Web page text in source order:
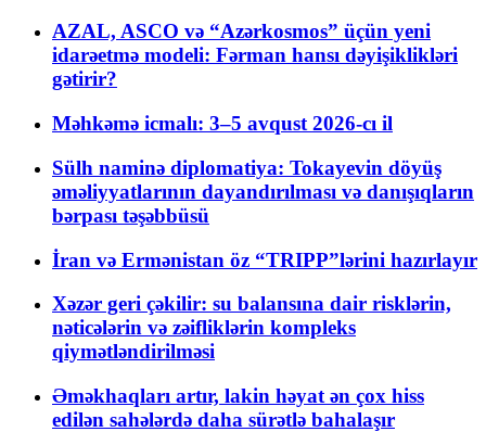
AZAL, ASCO və “Azərkosmos” üçün yeni
idarəetmə modeli: Fərman hansı dəyişiklikləri
gətirir?
Məhkəmə icmalı: 3–5 avqust 2026-cı il
Sülh naminə diplomatiya: Tokayevin döyüş
əməliyyatlarının dayandırılması və danışıqların
bərpası təşəbbüsü
İran və Ermənistan öz “TRIPP”lərini hazırlayır
Xəzər geri çəkilir: su balansına dair risklərin,
nəticələrin və zəifliklərin kompleks
qiymətləndirilməsi
Əməkhaqları artır, lakin həyat ən çox hiss
edilən sahələrdə daha sürətlə bahalaşır